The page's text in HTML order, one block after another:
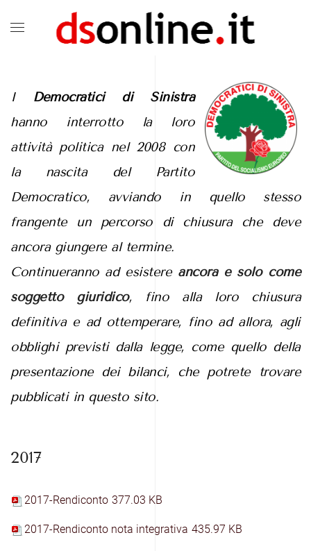
I Democratici di Sinistra
hanno interrotto la loro
attività politica nel 2008 con
la nascita del Partito
Democratico, avviando in quello stesso
frangente un percorso di chiusura che deve
ancora giungere al termine.
Continueranno ad esistere ancora e solo come
soggetto giuridico, fino alla loro chiusura
definitiva e ad ottemperare, fino ad allora, agli
obblighi previsti dalla legge, come quello della
presentazione dei bilanci, che potrete trovare
pubblicati in questo sito.
2017
2017-Rendiconto 377.03 KB
2017-Rendiconto nota integrativa 435.97 KB